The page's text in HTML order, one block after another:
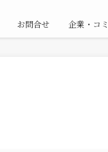
お問合せ 企業・コ